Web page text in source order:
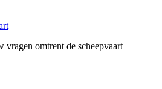
vragen omtrent de scheepvaart